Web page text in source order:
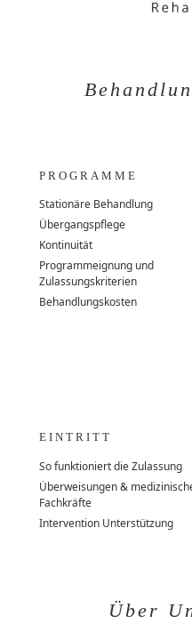
PROGRAMME
Stationäre Behandlung
Übergangspflege
Kontinuität
Programmeignung und
Zulassungskriterien
Behandlungskosten
EINTRITT
So funktioniert die Zulassung
Überweisungen &
Fachkräfte
Intervention Unterstützung
Über